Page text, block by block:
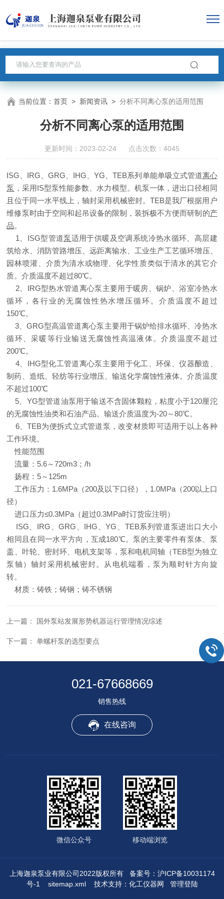
当前位置：首页 > 新闻资讯 >分析不同离心泵的适用范围
分析不同离心泵的适用范围
更新时间：2023-02-24 点击次数：4045
ISG、IRG、GRG、IHG、YG、TEB系列单能单吸立式管道离心
泵 ，采用IS型泵性能参数、水力模型。机泵一体，进出口径相同
且位于同一水平线上，轴封采用机械密封。TEB是我厂根据用户
维修泵时由于空间和起吊设备的限制，装拆极不方便而研制的产
品。
1、ISG型管道泵适用于供暖及空调系统冷热水循环、高层建
筑给水、消防管路增压、远距离输水、工业生产工艺循环增压、
园林喷灌、介质为清水或物理、化学性质类似于清水的其它介
质。介质温度不超过80℃。
2、IRG型热水管道离心泵主要用于暖房、锅炉、浴室冷热水
循环，各行业的无腐蚀性热水增压循环。介质温度不超过
150℃。
3、GRG型高温管道离心泵主要用于锅炉给排水循环、冷热水
循环、采暖等行业输送无腐蚀性高温液体。介质温度不超过
200℃。
4、IHG型化工管道离心泵主要用于化工、环保、仪器酿造、
制药、造纸、轻纺等行业增压、输送化学腐蚀性液体。介质温度
不超过100℃
5、YG型管道油泵用于输送不含固体颗粒，粘度小于120厘沱
的无腐蚀性油类和石油产品。输送介质温度为-20～80℃。
6、TEB为便拆式立式管道泵，改变材质即可适用于以上各种
工作环境。
性能范围
流量：5.6～720m3；/h
扬程：5～125m
工作压力：1.6MPa（200及以下口径），1.0MPa（200以上口
径）
进口压力≤0.3MPa（超过0.3MPa时订货应注明）
ISG、IRG、GRG、IHG、YG、TEB系列管道泵进出口大小
相同且在同一水平方向，互成180℃。泵的主要零件有泵体、泵
盖、叶轮、密封环、电机支架等，泵和电机同轴（TEB型为独立
泵轴）轴封采用机械密封。从电机端看，泵为顺时针方向旋
转。
材质：铸铁；铸钢；铸不锈钢
上一篇： 国外泵站发展形势机器运行管理情况综述
下一篇：单螺杆泵的选型要点
021-67668669
销售热线
在线咨询
微信公众号 移动端浏览
上海迦泉泵业有限公司2022版权所有 备案号：沪ICP备10031174
号-1
sitemap.xml技术支持： 化工仪器网 管理登陆